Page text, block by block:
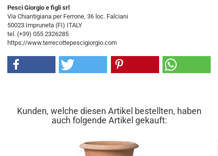
Pesci Giorgio e figli srl
Via Chiantigiana per Ferrone, 36 loc. Falciani
50023 Impruneta (FI) ITALY
tel. (+39) 055 2326285
https://www.terrecottepescigiorgio.com
Kunden, welche diesen Artikel bestellten, haben
auch folgende Artikel gekauft: